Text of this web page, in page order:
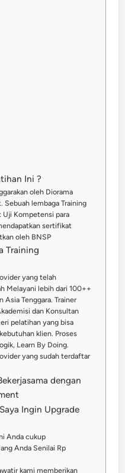
Ini ?
oleh Diorama
Sebuah lembaga Training
Uji Kompetensi para
sertifikat
oleh BNSP
Training
yang telah
Melayani lebih dari 100++
Asia Tenggara. Trainer
dan Konsultan
pelatihan yang bisa
klien. Proses
Learn By Doing.
yang sudah terdaftar
dengan
Ingin Upgrade
Anda cukup
Anda Senilai Rp
kami memberikan